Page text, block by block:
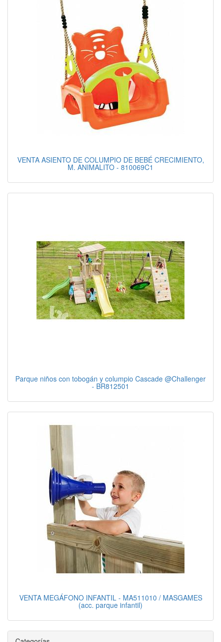
VENTA ASIENTO DE COLUMPIO DE BEBÉ CRECIMIENTO,
M. ANIMALITO - 810069C1
Parque niños con tobogán y columpio Cascade @Challenger
- BR812501
VENTA MEGÁFONO INFANTIL - MA511010 / MASGAMES
(acc. parque infantil)